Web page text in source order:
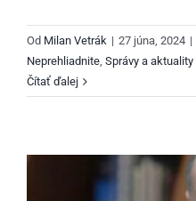
Od Milan Vetrák | 27 júna, 2024 |
Neprehliadnite Správy a aktuality
Čítať ďalej